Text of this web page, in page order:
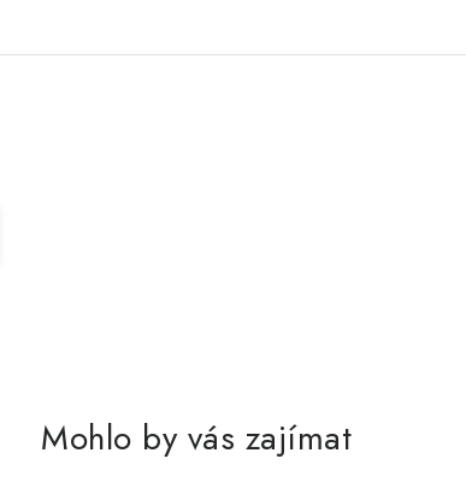
Mohlo by vás zajímat